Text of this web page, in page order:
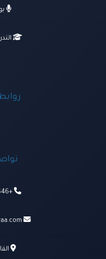
+201155730646